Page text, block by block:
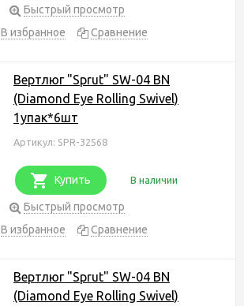
Быстрый просмотр
В избранное
Сравнение
Вертлюг "Sprut" SW-04 BN
(Diamond Eye Rolling Swivel)
1упак*6шт
Артикул: SPR-32568
Купить В наличии
Быстрый просмотр
В избранное
Сравнение
Вертлюг "Sprut" SW-04 BN
(Diamond Eye Rolling Swivel)